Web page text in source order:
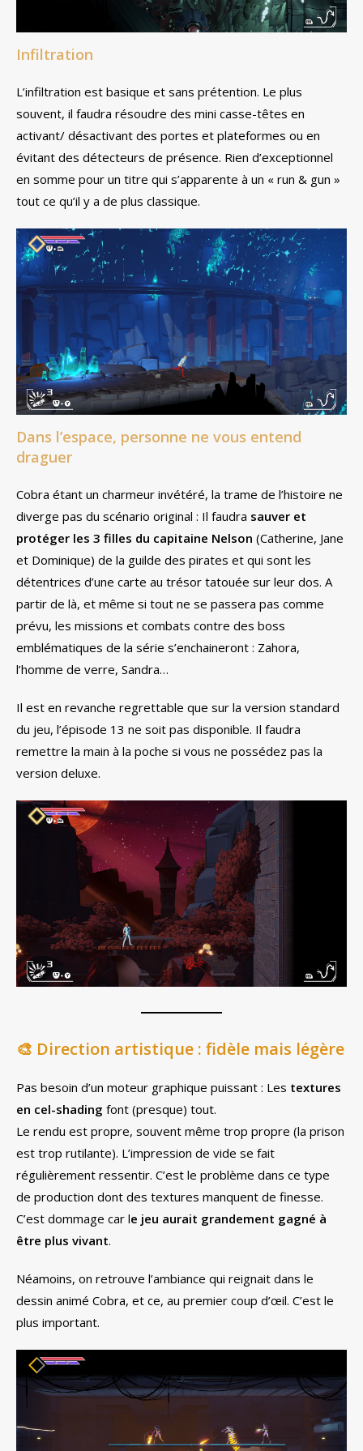
Infiltration
L’infiltration est basique et sans prétention. Le plus
souvent, il faudra résoudre des mini casse-têtes en
activant/ désactivant des portes et plateformes ou en
évitant des détecteurs de présence. Rien d’exceptionnel
en somme pour un titre qui s’apparente à un « run & gun »
tout ce qu’il y a de plus classique.
Dans l’espace, personne ne vous entend
draguer
Cobra étant un charmeur invétéré, la trame de l’histoire ne
diverge pas du scénario original : Il faudra sauver et
protéger les 3 filles du capitaine Nelson (Catherine, Jane
et Dominique) de la guilde des pirates et qui sont les
détentrices d’une carte au trésor tatouée sur leur dos. A
partir de là, et même si tout ne se passera pas comme
prévu, les missions et combats contre des boss
emblématiques de la série s’enchaineront : Zahora,
l’homme de verre, Sandra…
Il est en revanche regrettable que sur la version standard
du jeu, l’épisode 13 ne soit pas disponible. Il faudra
remettre la main à la poche si vous ne possédez pas la
version deluxe.
🎨 Direction artistique : fidèle mais légère
Pas besoin d’un moteur graphique puissant : Les textures
en cel-shading font (presque) tout.
Le rendu est propre, souvent même trop propre (la prison
est trop rutilante). L’impression de vide se fait
régulièrement ressentir. C’est le problème dans ce type
de production dont des textures manquent de finesse.
C’est dommage car le jeu aurait grandement gagné à
être plus vivant.
Néamoins, on retrouve l’ambiance qui reignait dans le
dessin animé Cobra, et ce, au premier coup d’œil. C’est le
plus important.